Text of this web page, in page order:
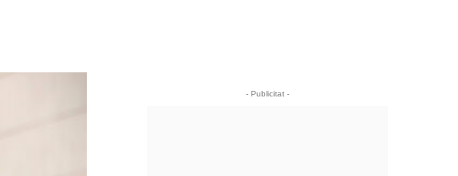
- Publicitat -